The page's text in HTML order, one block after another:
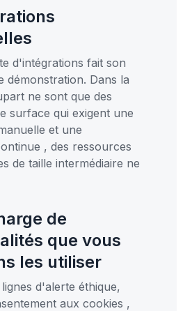
d'intégrations fait son
démonstration. Dans la
ne sont que des
surface qui exigent une
et une
, des ressources
de taille intermédiaire ne
de
que vous
les utiliser
d'alerte éthique,
aux cookies ,